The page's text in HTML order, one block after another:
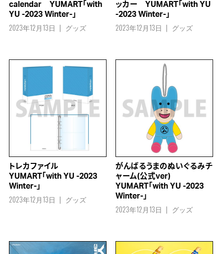
calendar YUMART「with
YU -2023 Winter-」
2023年12月13日 グッズ
ッカー YUMART「with YU
-2023 Winter-」
2023年12月13日 グッズ
トレカファイル
YUMART「with YU -2023
Winter-」
2023年12月13日 グッズ
がんばるうまのぬいぐるみチ
ャーム(公式ver)
YUMART「with YU -2023
Winter-」
2023年12月13日 グッズ